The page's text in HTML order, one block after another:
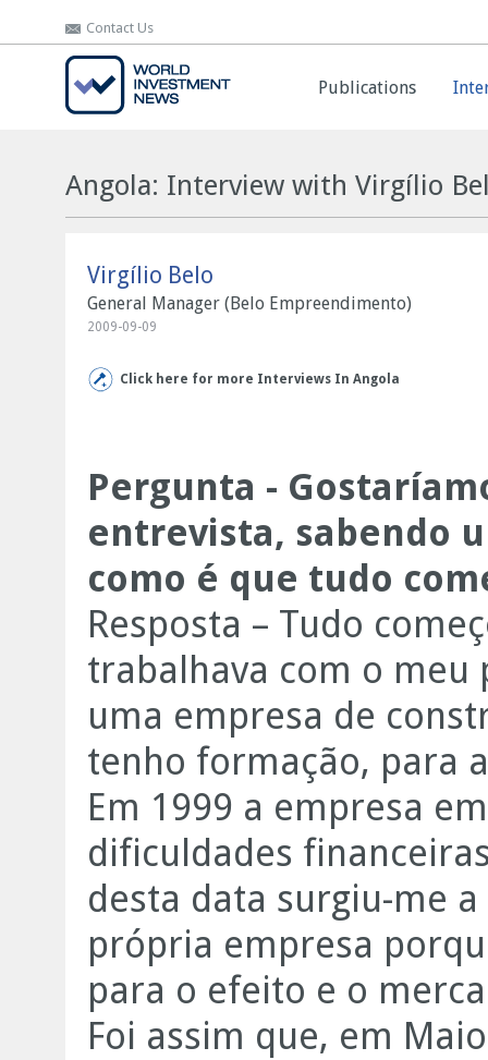
Contact Us
Publications
Contact Us
Publications
Angola: Interview with Virgílio
Virgílio Belo
General Manager (Belo Empreendimento)
2009-09-09
Click here for more Interviews In Angola
Pergunta -
entrevista, sabendo
como é que tudo
Resposta – Tudo
trabalhava com o
uma empresa de
tenho formação, para
Em 1999 a empresa
dificuldades
desta data surgiu-me
própria empresa
para o efeito e o
Foi assim que, em